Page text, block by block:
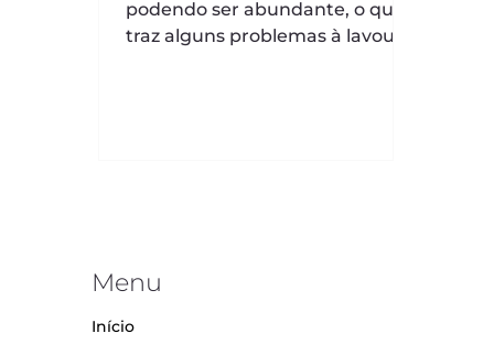
podendo ser abundante, o que
traz alguns problemas à lavoura,
Menu
Início